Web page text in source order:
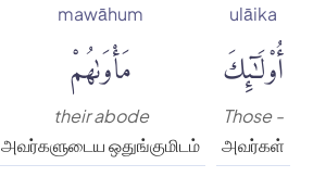
ulāika
أُو۟لَٰٓئِكَ
Those -
அவர்கள்
mawāhum
مَأْوَىٰهُمْ
their abode
அவர்களுடைய ஒதுங்குமிடம்